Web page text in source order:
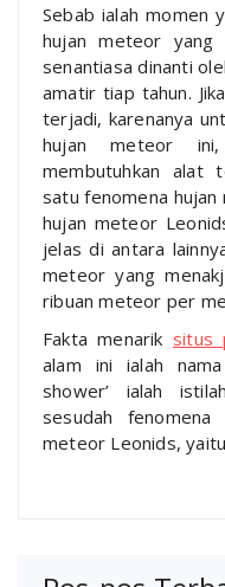
Sebab ialah momen
hujan meteor yang
senantiasa dinanti
amatir tiap tahun.
terjadi, karenanya
hujan meteor
membutuhkan alat
satu fenomena
hujan meteor
jelas di antara
meteor yang
ribuan meteor per
Fakta menarik situs
alam ini ialah
shower’ ialah
sesudah
meteor Leonids,